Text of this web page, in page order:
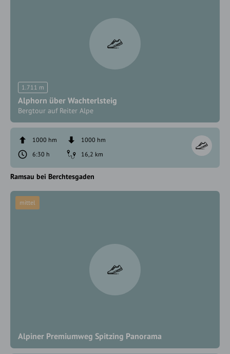
1.711 m
Alphorn über Wachterlsteig
Bergtour auf Reiter Alpe
1000 hm
1000 hm
6:30 h
16,2 km
Ramsau bei Berchtesgaden
Alpiner Premiumweg Spitzing Panorama
mittel